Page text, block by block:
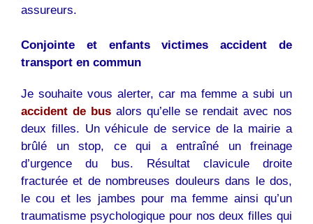
assureurs.
Conjointe et enfants victimes accident de
transport en commun
Je souhaite vous alerter, car ma femme a subi un
accident de bus alors qu’elle se rendait avec nos
deux filles. Un véhicule de service de la mairie a
brûlé un stop, ce qui a entraîné un freinage
d’urgence du bus. Résultat clavicule droite
fracturée et de nombreuses douleurs dans le dos,
le cou et les jambes pour ma femme ainsi qu’un
traumatisme psychologique pour nos deux filles qui